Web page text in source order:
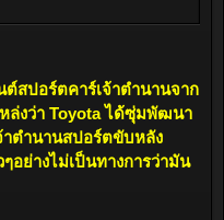
สปอร์ตคาร์เจ้าตำนานจาก
ล่งว่า Toyota ได้ซุ่มพัฒนา
ตำนานสปอร์ตขับหลัง
อย่างไม่เป็นทางการว่ามัน